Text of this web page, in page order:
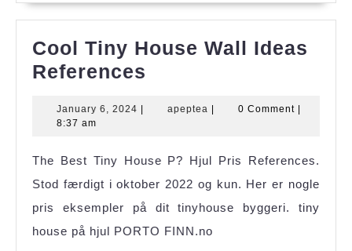
Cool Tiny House Wall Ideas
References
House
Ideas
References
January 6, 2024 January
| apeptea apeptea
| 0 Comment |
8:37 am
The Best Tiny House P? Hjul Pris References.
Stod færdigt i oktober 2022 og kun. Her er nogle
pris eksempler på dit tinyhouse byggeri. tiny
house på hjul PORTO FINN.no